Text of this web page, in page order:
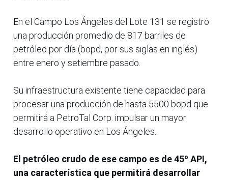
En el Campo Los Ángeles del Lote 131 se registró
una producción promedio de 817 barriles de
petróleo por día (bopd, por sus siglas en inglés)
entre enero y setiembre pasado.
Su infraestructura existente tiene capacidad para
procesar una producción de hasta 5500 bopd que
permitirá a PetroTal Corp. impulsar un mayor
desarrollo operativo en Los Ángeles.
El petróleo crudo de ese campo es de 45º API,
una característica que permitirá desarrollar